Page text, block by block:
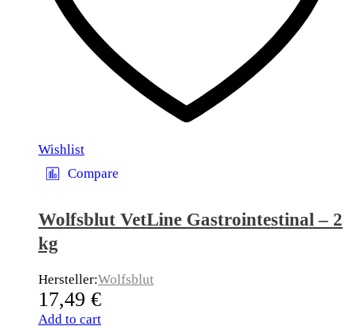
Wishlist
Compare
Wolfsblut VetLine Gastrointestinal – 2
kg
Hersteller:Wolfsblut
17,49 €
Add to cart